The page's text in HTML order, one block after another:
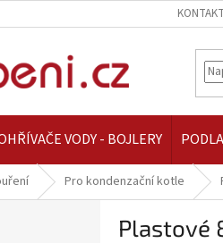
KONTAKT
VODY - BOJLERY
Pro kondenzační kotle
Plastové